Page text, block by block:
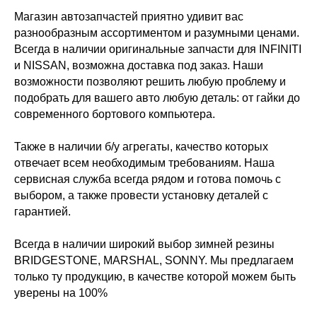
Магазин автозапчастей приятно удивит вас
разнообразным ассортиментом и разумными ценами.
Всегда в наличии оригинальные запчасти для INFINITI
и NISSAN, возможна доставка под заказ. Наши
возможности позволяют решить любую проблему и
подобрать для вашего авто любую деталь: от гайки до
современного бортового компьютера.
Также в наличии б/у агрегаты, качество которых
отвечает всем необходимым требованиям. Наша
сервисная служба всегда рядом и готова помочь с
выбором, а также провести установку деталей с
гарантией.
Всегда в наличии широкий выбор зимней резины
BRIDGESTONE, MARSHAL, SONNY. Мы предлагаем
только ту продукцию, в качестве которой можем быть
уверены на 100%